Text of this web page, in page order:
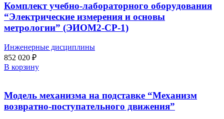
Комплект учебно-лабораторного оборудования
“Электрические измерения и основы
метрологии” (ЭИОМ2-СР-1)
Инженерные дисциплины
852 020 ₽
В корзину
Модель механизма на подставке “Механизм
возвратно-поступательного движения”